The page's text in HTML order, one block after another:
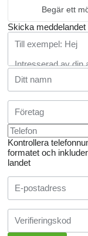
Begär ett
Skicka
Kontrollera
formatet och
landet